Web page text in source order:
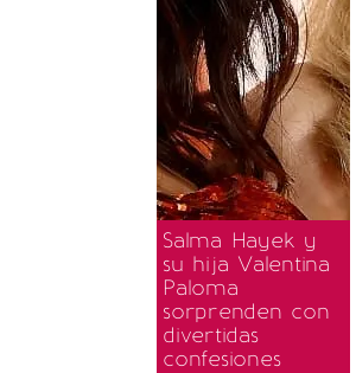
Salma Hayek y
su hija Valentina
Paloma
sorprenden con
divertidas
confesiones